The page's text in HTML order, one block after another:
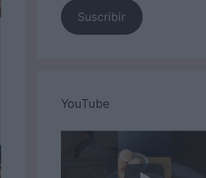
electrónico
Suscribir
YouTube